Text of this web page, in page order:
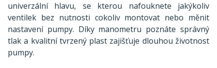
univerzální hlavu, se kterou nafouknete jakýkoliv
ventilek bez nutnosti cokoliv montovat nebo měnit
nastavení pumpy. Díky manometru poznáte správný
tlak a kvalitní tvrzený plast zajišťuje dlouhou životnost
pumpy.